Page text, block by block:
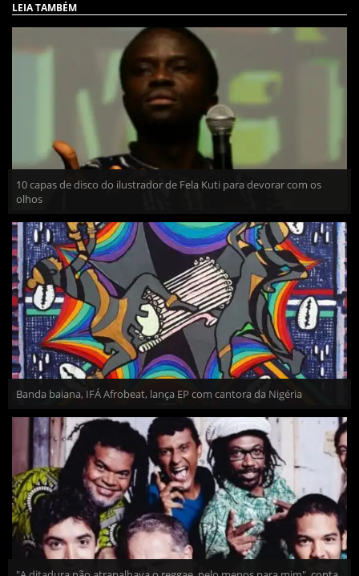
LEIA TAMBÉM
10 capas de disco do ilustrador de Fela Kuti para devorar com os
olhos
Banda baiana, IFÁ Afrobeat, lança EP com cantora da Nigéria